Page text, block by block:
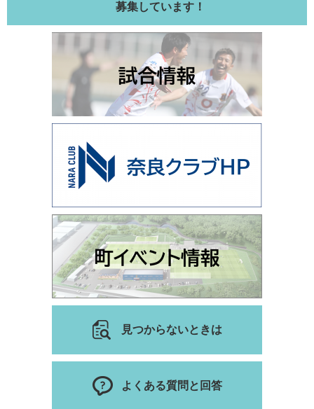
募集しています！
見つからないときは
よくある質問と回答